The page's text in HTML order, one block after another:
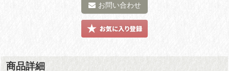
お問い合わせ
商品詳細